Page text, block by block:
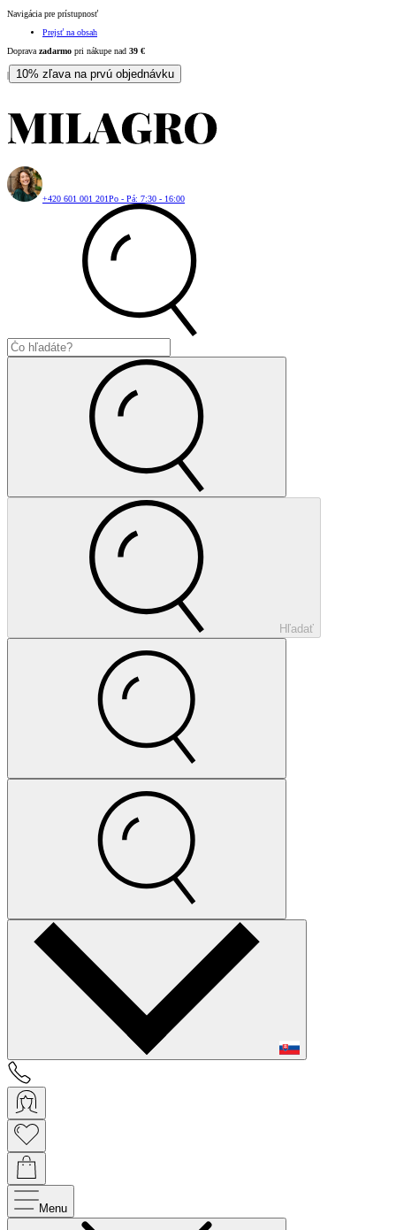
Navigácia pre prístupnosť
Prejsť na obsah
Doprava zadarmo pri nákupe nad 39 €
| 10% zľava na prvú objednávku
+420 601 001 201Po - Pá: 7:30 - 16:00
Hľadať
Menu